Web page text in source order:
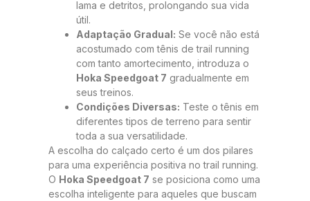
lama e detritos, prolongando sua vida
útil.
Adaptação Gradual: Se você não está
acostumado com tênis de trail running
com tanto amortecimento, introduza o
Hoka Speedgoat 7 gradualmente em
seus treinos.
Condições Diversas: Teste o tênis em
diferentes tipos de terreno para sentir
toda a sua versatilidade.
A escolha do calçado certo é um dos pilares
para uma experiência positiva no trail running.
O Hoka Speedgoat 7 se posiciona como uma
escolha inteligente para aqueles que buscam